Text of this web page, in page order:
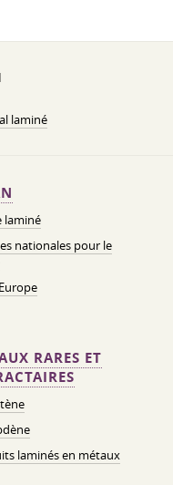
laminé
laminé
nationales pour le
RARES ET
laminés en métaux